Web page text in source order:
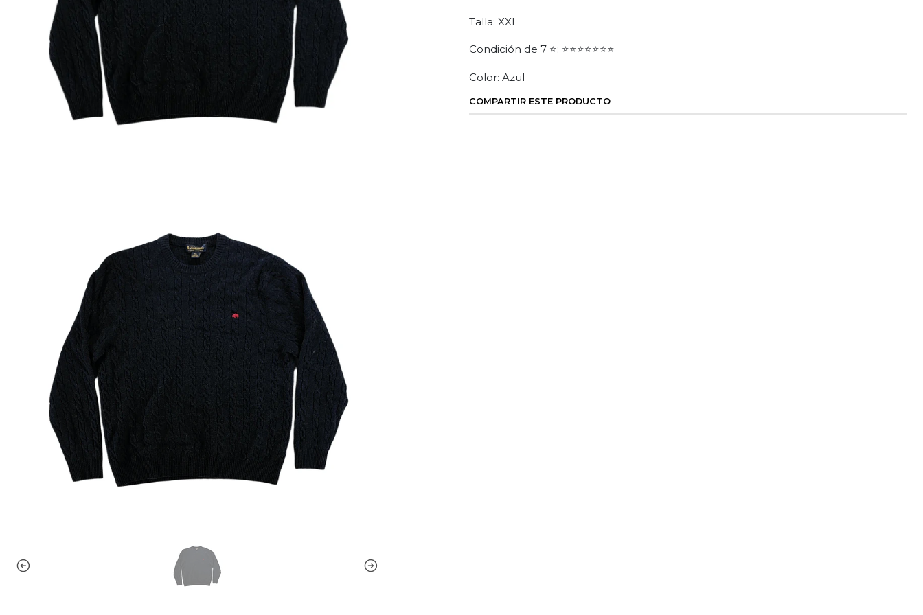
Talla: XXL
Condición de 7 ⭐: ⭐⭐⭐⭐⭐⭐⭐
Color: Azul
COMPARTIR ESTE PRODUCTO